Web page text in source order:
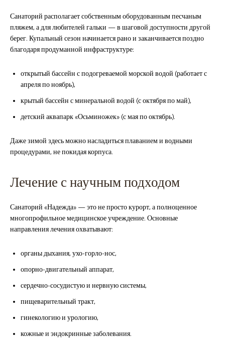
Санаторий располагает собственным оборудованным песчаным
пляжем, а для любителей гальки — в шаговой доступности другой
берег. Купальный сезон начинается рано и заканчивается поздно
благодаря продуманной инфраструктуре:
открытый бассейн с подогреваемой морской водой (работает с
апреля по ноябрь),
крытый бассейн с минеральной водой (с октября по май),
детский аквапарк «Осьминожек» (с мая по октябрь).
Даже зимой здесь можно насладиться плаванием и водными
процедурами, не покидая корпуса.
Лечение с научным подходом
Санаторий «Надежда» — это не просто курорт, а полноценное
многопрофильное медицинское учреждение. Основные
направления лечения охватывают:
органы дыхания, ухо-горло-нос,
опорно-двигательный аппарат,
сердечно-сосудистую и нервную системы,
пищеварительный тракт,
гинекологию и урологию,
кожные и эндокринные заболевания.